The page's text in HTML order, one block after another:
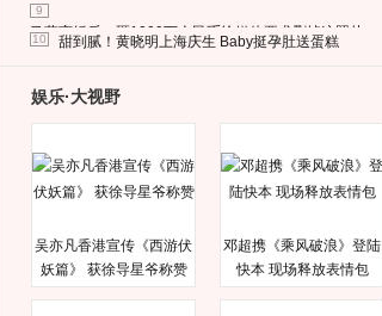
9
马蓉离婚后，砸1000万人民币给媒体要求删掉这照片
10 甜到腻！黄晓明上海庆生 Baby挺孕肚送蛋糕
娱乐·大视野
吴亦凡香港宣传《西游伏
妖篇》 获徐导星爷称赞
邓超携《乘风破浪》登陆
快本 现场释放表情包